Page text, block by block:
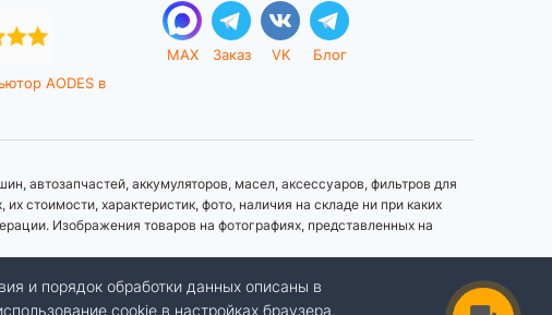
AODES в
MAX Заказ VK Блог
автозапчастей, аккумуляторов, масел, аксессуаров, фильтров для
стоимости, характеристик, фото, наличия на складе ни при каких
Изображения товаров на фотографиях, представленных на
и порядок обработки данных описаны в
cookie в настройках браузера.